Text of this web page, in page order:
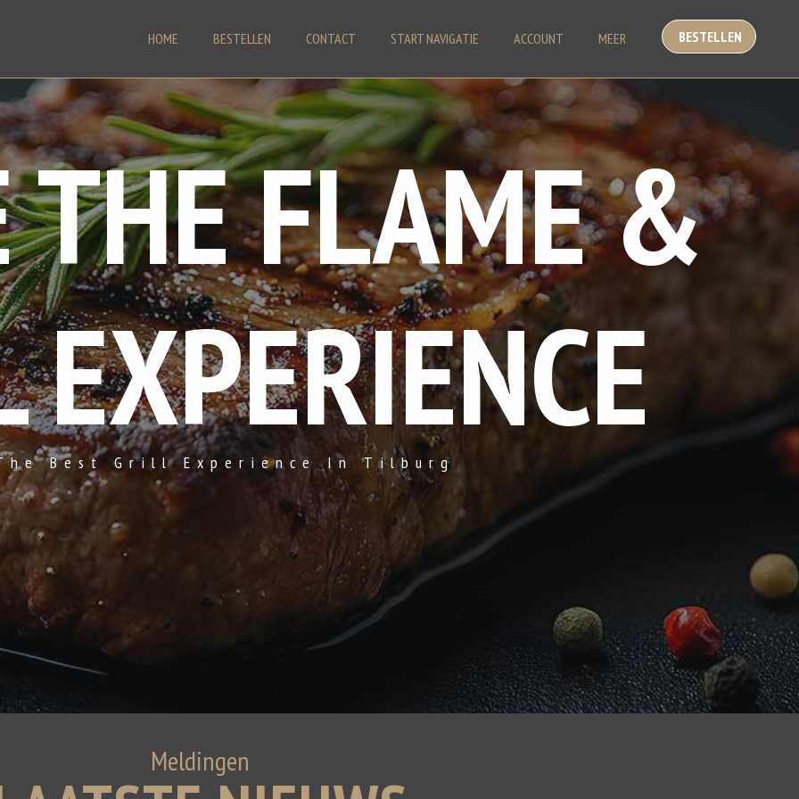
HOME BESTELLEN CONTACT START NAVIGATIE ACCOUNT MEER BESTELLEN
THE FLAME &
EXPERIENCE
Best Grill Experience In Tilburg
Meldingen